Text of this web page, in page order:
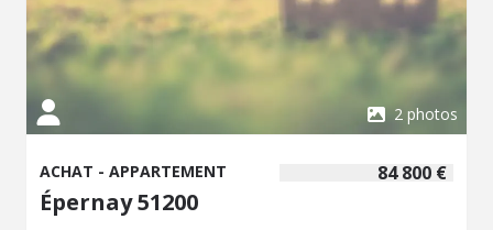
2 photos
84 800 €
ACHAT - APPARTEMENT
Épernay 51200